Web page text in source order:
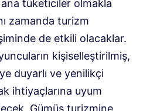
ana tüketiciler olmakla
zamanda turizm
de etkili olacaklar.
kişiselleştirilmiş,
duyarlı ve yenilikçi
ihtiyaçlarına uyum